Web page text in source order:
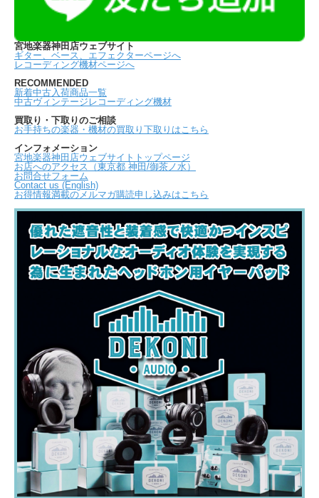
宮地楽器神田店ウェブサイト
ギター、ベース、エフェクターページへ
レコーディング機材ページへ
RECOMMENDED
新着中古入荷商品一覧
中古ヴィンテージレコーディング機材
買取り・下取りのご相談
お手持ちの楽器・機材の買取り下取りはこちら
インフォメーション
宮地楽器神田店ウェブサイトトップページ
お店へのアクセス（東京都 神田/御茶ノ水）
お問合せフォーム
Contact us (English)
お得情報満載のメルマガ購読申し込みはこちら